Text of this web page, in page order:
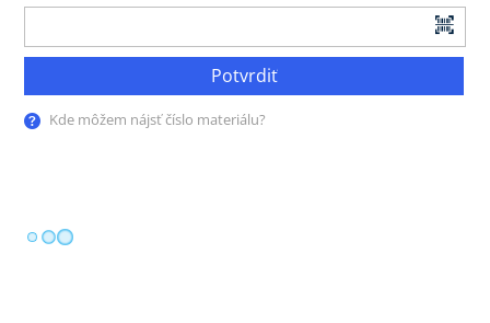
Potvrdiť
Kde môžem nájsť číslo materiálu?